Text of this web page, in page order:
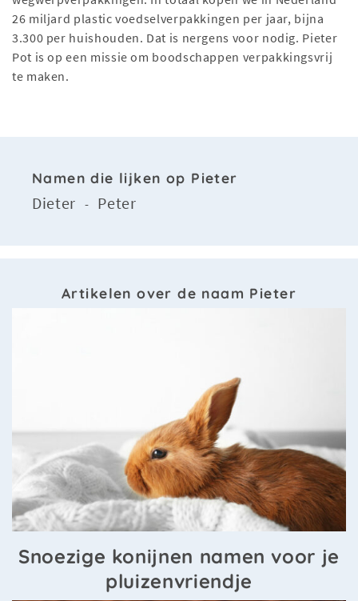
26 miljard plastic voedselverpakkingen per jaar, bijna
3.300 per huishouden. Dat is nergens voor nodig. Pieter
Pot is op een missie om boodschappen verpakkingsvrij
te maken.
Namen die lijken op Pieter
Dieter - Peter
Artikelen over de naam Pieter
Snoezige konijnen namen voor je
pluizenvriendje